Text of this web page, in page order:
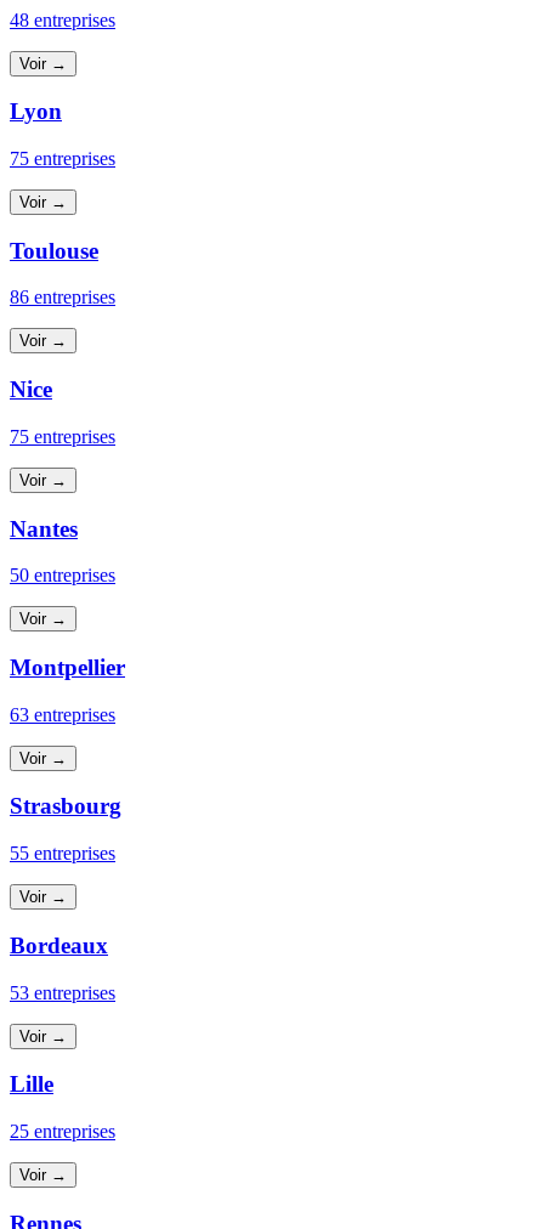
48 entreprises
Voir →
Lyon
75 entreprises
Voir →
Toulouse
86 entreprises
Voir →
Nice
75 entreprises
Voir →
Nantes
50 entreprises
Voir →
Montpellier
63 entreprises
Voir →
Strasbourg
55 entreprises
Voir →
Bordeaux
53 entreprises
Voir →
Lille
25 entreprises
Voir →
Rennes